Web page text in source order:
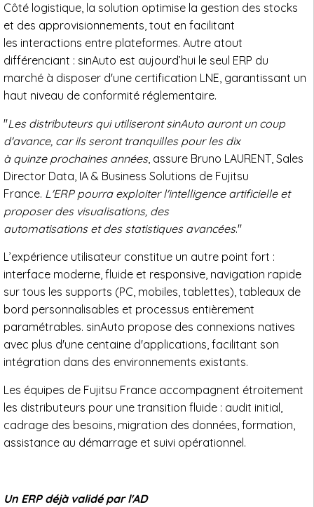
Côté logistique, la solution optimise la gestion des stocks
et des approvisionnements, tout en facilitant
les interactions entre plateformes. Autre atout
différenciant : sinAuto est aujourd’hui le seul ERP du
marché à disposer d'une certification LNE, garantissant un
haut niveau de conformité réglementaire.
"Les distributeurs qui utiliseront sinAuto auront un coup
d'avance, car ils seront tranquilles pour les dix
à quinze prochaines années, assure Bruno LAURENT, Sales
Director Data, IA & Business Solutions de Fujitsu
France. L'ERP pourra exploiter l'intelligence artificielle et
proposer des visualisations, des
automatisations et des statistiques avancées."
L’expérience utilisateur constitue un autre point fort :
interface moderne, fluide et responsive, navigation rapide
sur tous les supports (PC, mobiles, tablettes), tableaux de
bord personnalisables et processus entièrement
paramétrables. sinAuto propose des connexions natives
avec plus d'une centaine d'applications, facilitant son
intégration dans des environnements existants.
Les équipes de Fujitsu France accompagnent étroitement
les distributeurs pour une transition fluide : audit initial,
cadrage des besoins, migration des données, formation,
assistance au démarrage et suivi opérationnel.
Un ERP déjà validé par l'AD